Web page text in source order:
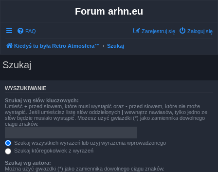
Forum arhn.eu
FAQ Zaloguj się
Zarejestruj się
Kiedyś tu była Retro Atmosfera™ Szukaj
Szukaj
WYSZUKIWANIE
Szukaj wg słów kluczowych:
Umieść + przed słowem, które musi wystąpić oraz - przed słowem, które nie może
wystąpić. Jeśli umieścisz listę słów oddzielonych | wewnątrz nawiasów, tylko jedno ze
słów będzie musiało wystąpić. Możesz użyć gwiazdki (*) jako zamiennika dowolnego
ciągu znaków.
Szukaj wszystkich wyrażeń lub użyj wyrażenia wprowadzonego
Szukaj któregokolwiek z wyrażeń
Szukaj wg autora:
Można użyć gwiazdki (*) jako zamiennika dowolnego ciągu znaków.